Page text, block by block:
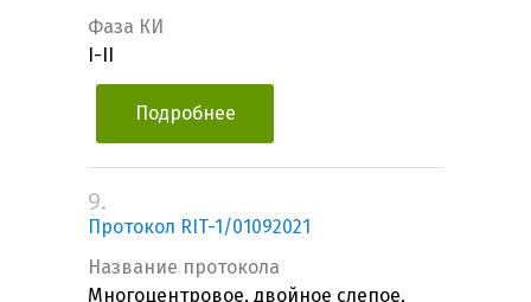
Фаза КИ
I-II
Подробнее
9.
Протокол RIT-1/01092021
Название протокола
Многоцентровое, двойное слепое,